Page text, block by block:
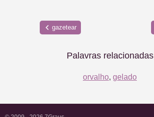
gazetear
Palavras relacionadas
orvalho, gelado